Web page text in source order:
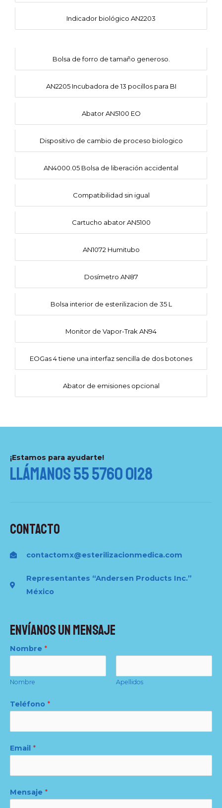
Indicador biológico AN2203
Bolsa de forro de tamaño generoso.
AN2205 Incubadora de 13 pocillos para BI
Abator AN5100 EO
Dispositivo de cambio de proceso biologico
AN4000.05 Bolsa de liberación accidental
Compatibilidad sin igual
Cartucho abator AN5100
AN1072 Humitubo
Dosímetro AN87
Bolsa interior de esterilizacion de 35 L
Monitor de Vapor-Trak AN94
EOGas 4 tiene una interfaz sencilla de dos botones
Abator de emisiones opcional
¡Estamos para ayudarte!
Llámanos 55 5760 0128
Contacto
contactomx@esterilizacionmedica.com
Representantes “Andersen Products Inc.”
México
Envíanos un mensaje
Nombre *
Nombre Apellidos
Teléfono *
Email *
Mensaje *